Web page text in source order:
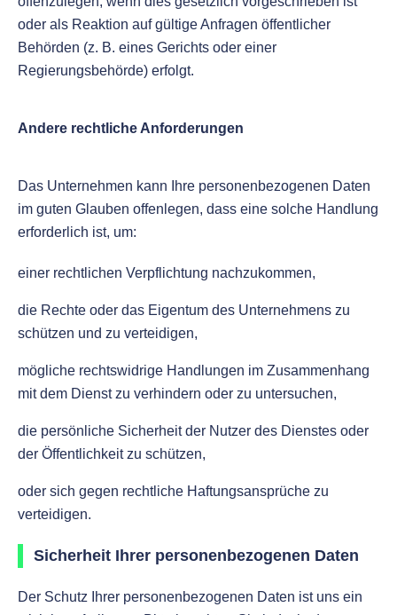
oder als Reaktion auf gültige Anfragen öffentlicher
Behörden (z. B. eines Gerichts oder einer
Regierungsbehörde) erfolgt.
Andere rechtliche Anforderungen
Das Unternehmen kann Ihre personenbezogenen Daten
im guten Glauben offenlegen, dass eine solche Handlung
erforderlich ist, um:
einer rechtlichen Verpflichtung nachzukommen,
die Rechte oder das Eigentum des Unternehmens zu
schützen und zu verteidigen,
mögliche rechtswidrige Handlungen im Zusammenhang
mit dem Dienst zu verhindern oder zu untersuchen,
die persönliche Sicherheit der Nutzer des Dienstes oder
der Öffentlichkeit zu schützen,
oder sich gegen rechtliche Haftungsansprüche zu
verteidigen.
Sicherheit Ihrer personenbezogenen Daten
Der Schutz Ihrer personenbezogenen Daten ist uns ein